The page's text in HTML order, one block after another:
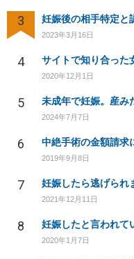
3 妊娠後の相手特定と
2023年3月16日
4 サイトで知り合った
2020年12月1日
5 未成年で妊娠。産み
2024年7月7日
6 中絶手術の金額請求
2019年9月8日
7 妊娠したら逃げられ
2021年12月11日
8 妊娠したと言われて
2020年1月7日